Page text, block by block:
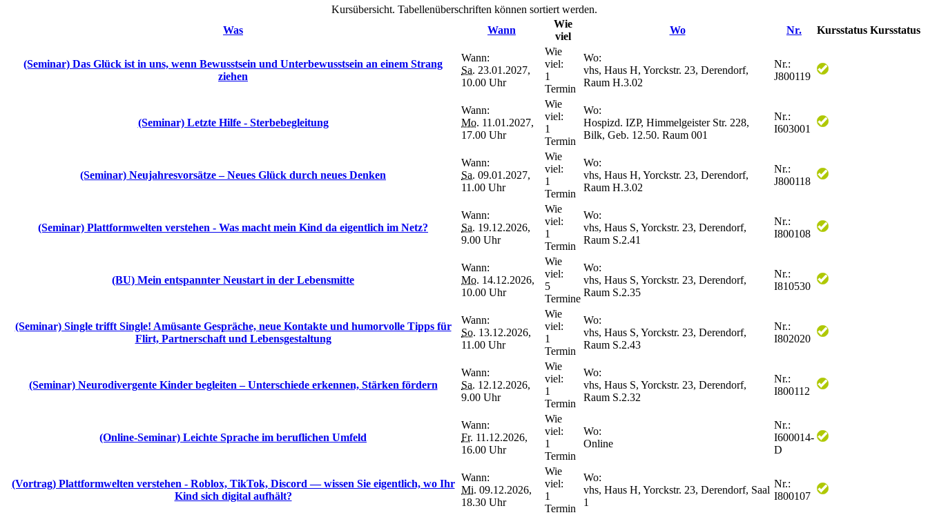
Kursübersicht. Tabellenüberschriften können sortiert werden.
Was
Wann
Wie
viel
Wo Nr. Kursstatus Kursstatus
(Seminar) Das Glück ist in uns, wenn Bewusstsein und Unterbewusstsein an einem Strang
ziehen
Wann:
Sa. 23.01.2027,
10.00 Uhr
Wie
viel:
1
Termin
Wo:
vhs, Haus H, Yorckstr. 23, Derendorf,
Raum H.3.02
Nr.:
J800119
(Seminar) Letzte Hilfe - Sterbebegleitung
Wann:
Mo. 11.01.2027,
17.00 Uhr
Wie
viel:
1
Termin
Wo:
Hospizd. IZP, Himmelgeister Str. 228,
Bilk, Geb. 12.50. Raum 001
Nr.:
I603001
(Seminar) Neujahresvorsätze – Neues Glück durch neues Denken
Wann:
Sa. 09.01.2027,
11.00 Uhr
Wie
viel:
1
Termin
Wo:
vhs, Haus H, Yorckstr. 23, Derendorf,
Raum H.3.02
Nr.:
J800118
(Seminar) Plattformwelten verstehen - Was macht mein Kind da eigentlich im Netz?
Wann:
Sa. 19.12.2026,
9.00 Uhr
Wie
viel:
1
Termin
Wo:
vhs, Haus S, Yorckstr. 23, Derendorf,
Raum S.2.41
Nr.:
I800108
(BU) Mein entspannter Neustart in der Lebensmitte
Wann:
Mo. 14.12.2026,
10.00 Uhr
Wie
viel:
5
Termine
Wo:
vhs, Haus S, Yorckstr. 23, Derendorf,
Raum S.2.35
Nr.:
I810530
(Seminar) Single trifft Single! Amüsante Gespräche, neue Kontakte und humorvolle Tipps für
Flirt, Partnerschaft und Lebensgestaltung
Wann:
So. 13.12.2026,
11.00 Uhr
Wie
viel:
1
Termin
Wo:
vhs, Haus S, Yorckstr. 23, Derendorf,
Raum S.2.43
Nr.:
I802020
(Seminar) Neurodivergente Kinder begleiten – Unterschiede erkennen, Stärken fördern
Wann:
Sa. 12.12.2026,
9.00 Uhr
Wie
viel:
1
Termin
Wo:
vhs, Haus S, Yorckstr. 23, Derendorf,
Raum S.2.32
Nr.:
I800112
(Online-Seminar) Leichte Sprache im beruflichen Umfeld
Wann:
Fr. 11.12.2026,
16.00 Uhr
Wie
viel:
1
Termin
Wo:
Online
Nr.:
I600014-
D
(Vortrag) Plattformwelten verstehen - Roblox, TikTok, Discord — wissen Sie eigentlich, wo Ihr
Kind sich digital aufhält?
Wann:
Mi. 09.12.2026,
18.30 Uhr
Wie
viel:
1
Termin
Wo:
vhs, Haus H, Yorckstr. 23, Derendorf, Saal
1
Nr.:
I800107